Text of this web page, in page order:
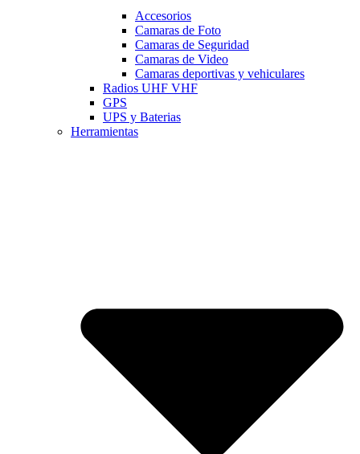
Accesorios
Camaras de Foto
Camaras de Seguridad
Camaras de Video
Camaras deportivas y vehiculares
Radios UHF VHF
GPS
UPS y Baterias
Herramientas